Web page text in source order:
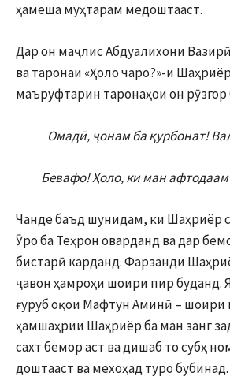
ҳамеша муҳтарам медоштааст.
Дар он маҷлис Абдуалихони
ва таронаи «Ҳоло чаро?»-и
маъруфтарин таронаҳои он рӯзгор
Омадӣ, ҷонам ба қурбонат!
Бевафо! Ҳоло, ки ман
Чанде баъд шунидам, ки Шаҳриёр
Ӯро ба Теҳрон оварданд ва дар
бистарӣ карданд. Фарзанди
ҷавон ҳамроҳи шоири пир буданд.
ғуруб оқои Мафтун Аминӣ – шоири
ҳамшаҳрии Шаҳриёр ба ман занг
сахт бемор аст ва дишаб то субҳ
доштааст ва мехоҳад туро